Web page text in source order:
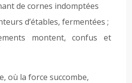
de cornes indomptées
d’étables, fermentées ;
montent, confus et
où la force succombe,